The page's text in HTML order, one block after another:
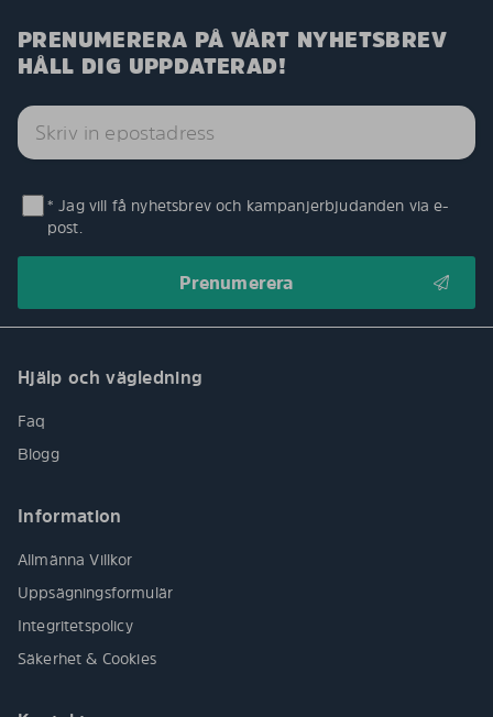
PRENUMERERA PÅ VÅRT NYHETSBREV
HÅLL DIG UPPDATERAD!
* Jag vill få nyhetsbrev och kampanjerbjudanden via e-
post.
Hjälp och vägledning
Faq
Blogg
Information
Allmänna Villkor
Uppsägningsformulär
Integritetspolicy
Säkerhet & Cookies